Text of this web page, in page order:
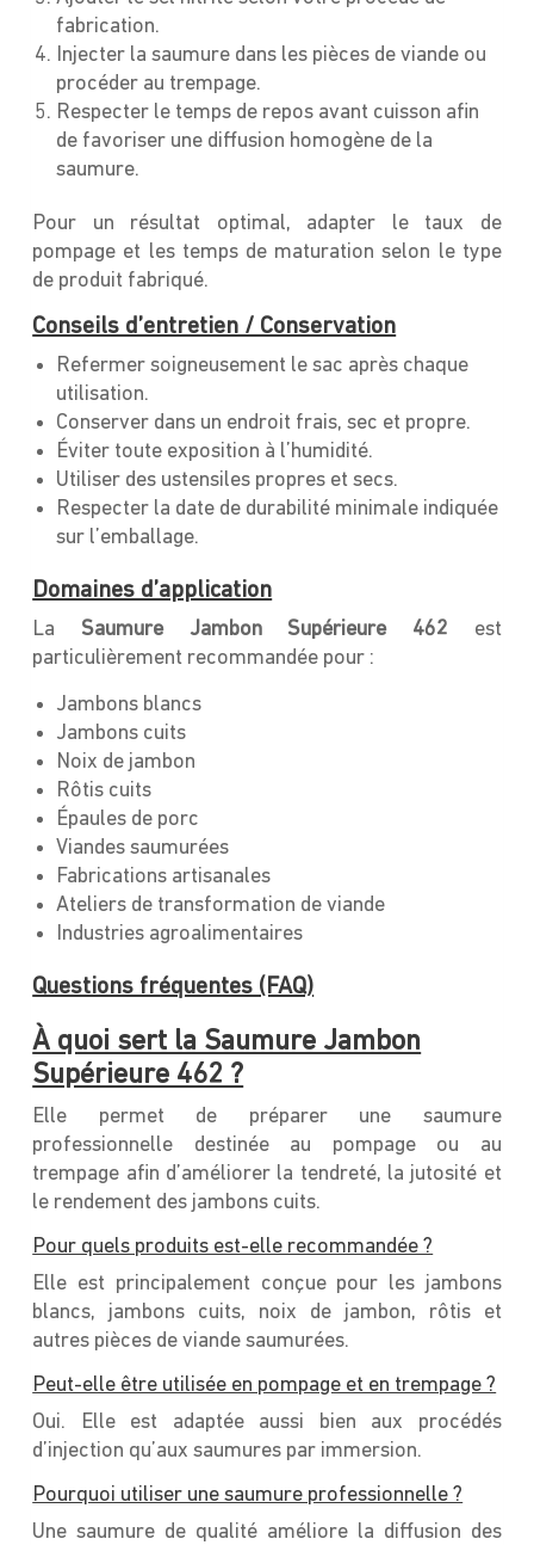
fabrication.
Injecter la saumure dans les pièces de viande ou
procéder au trempage.
Respecter le temps de repos avant cuisson afin
de favoriser une diffusion homogène de la
saumure.
Pour un résultat optimal, adapter le taux de
pompage et les temps de maturation selon le type
de produit fabriqué.
Conseils d’entretien / Conservation
Refermer soigneusement le sac après chaque
utilisation.
Conserver dans un endroit frais, sec et propre.
Éviter toute exposition à l’humidité.
Utiliser des ustensiles propres et secs.
Respecter la date de durabilité minimale indiquée
sur l’emballage.
Domaines d’application
La Saumure Jambon Supérieure 462 est
particulièrement recommandée pour :
Jambons blancs
Jambons cuits
Noix de jambon
Rôtis cuits
Épaules de porc
Viandes saumurées
Fabrications artisanales
Ateliers de transformation de viande
Industries agroalimentaires
Questions fréquentes (FAQ)
À quoi sert la Saumure Jambon
Supérieure 462 ?
Elle permet de préparer une saumure
professionnelle destinée au pompage ou au
trempage afin d’améliorer la tendreté, la jutosité et
le rendement des jambons cuits.
Pour quels produits est-elle recommandée ?
Elle est principalement conçue pour les jambons
blancs, jambons cuits, noix de jambon, rôtis et
autres pièces de viande saumurées.
Peut-elle être utilisée en pompage et en trempage ?
Oui. Elle est adaptée aussi bien aux procédés
d’injection qu’aux saumures par immersion.
Pourquoi utiliser une saumure professionnelle ?
Une saumure de qualité améliore la diffusion des